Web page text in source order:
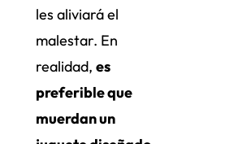
les aliviará el
malestar. En
realidad,es
preferible que
muerdan un